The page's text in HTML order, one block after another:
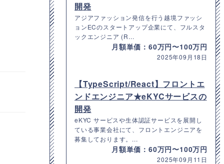
開発
アジアファッション発信を行う越境ファッシ
ョンECのスタートアップ企業にて、フルスタ
ックエンジニア (R...
月額単価：60万円〜100万円
2025年09月18日
【TypeScript/React】フロントエ
ンドエンジニア★eKYCサービスの
開発
eKYC サービスや生体認証サービスを展開し
ている事業会社にて、フロントエンジニアを
募集しております。...
月額単価：60万円〜100万円
2025年09月11日